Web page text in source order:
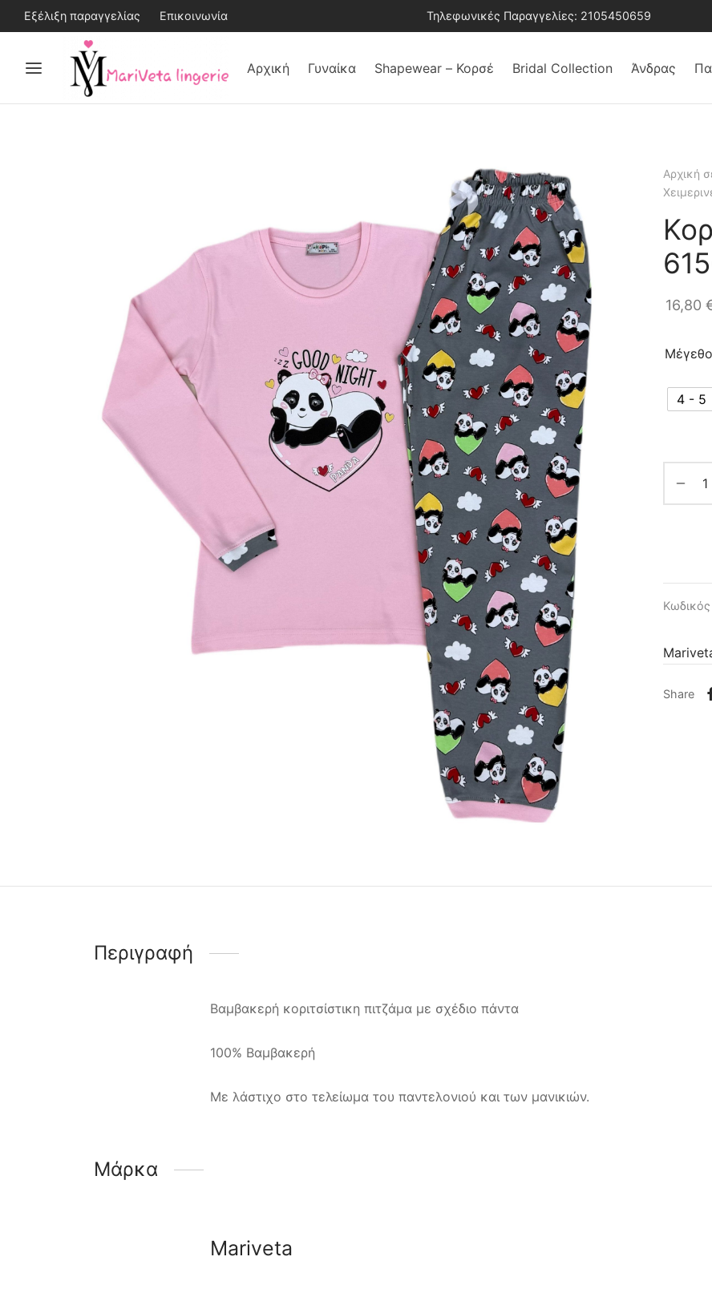
Εξέλιξη παραγγελίας Επικοινωνία Τηλεφωνικές Παραγγελίες: 2105450659
Αρχική Γυναίκα Shapewear – Κορσέ Bridal Collection Άνδρας
Αρχική
16,80
4 - 5
Κωδικός
Share
Περιγραφή
Βαμβακερή κοριτσίστικη πιτζάμα με σχέδιο πάντα
100% Βαμβακερή
Με λάστιχο στο τελείωμα του παντελονιού και των μανικιών.
Μάρκα
Mariveta